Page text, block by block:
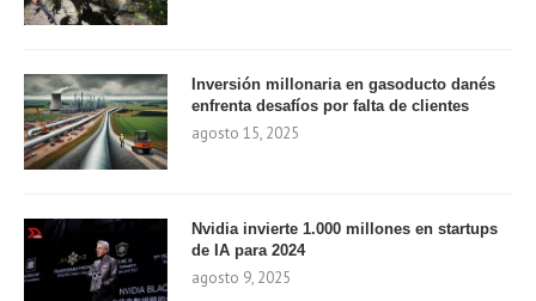
Inversión millonaria en gasoducto danés
enfrenta desafíos por falta de clientes
agosto 15, 2025
Nvidia invierte 1.000 millones en startups
de IA para 2024
agosto 9, 2025